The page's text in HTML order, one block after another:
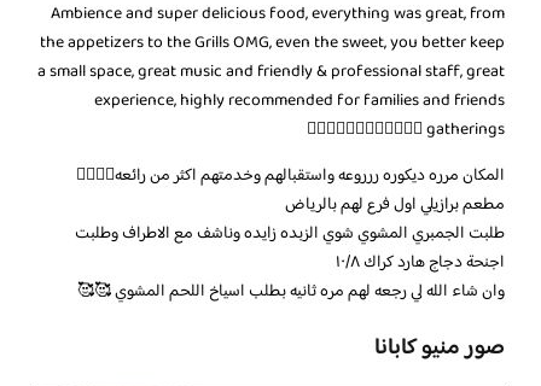
Ambience and super delicious food, everything was great, from
the appetizers to the Grills OMG, even the sweet, you better keep
a small space, great music and friendly & professional staff, great
experience, highly recommended for families and friends
gatherings 👍🏼👍🏼👍🏼👌🏼👌🏼👌🏼
المكان مرره ديكوره ررروعه واستقبالهم وخدمتهم اكثر من رائعه👌🏼👌🏼
مطعم برازيلي اول فرع لهم بالرياض
طلبت الجمبري المشوي شوي الزبده زايده وناشف مع الاطراف وطلبت
اجنحة دجاج هارد كراك ١٠/٨
وان شاء الله لي رجعه لهم مره ثانيه بطلب اسياخ اللحم المشوي 🥰🥰
صور منيو كابانا